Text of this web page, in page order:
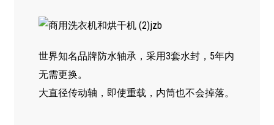
世界知名品牌防水轴承，采用3套水封，5年内
无需更换。
大直径传动轴，即使重载，内筒也不会掉落。